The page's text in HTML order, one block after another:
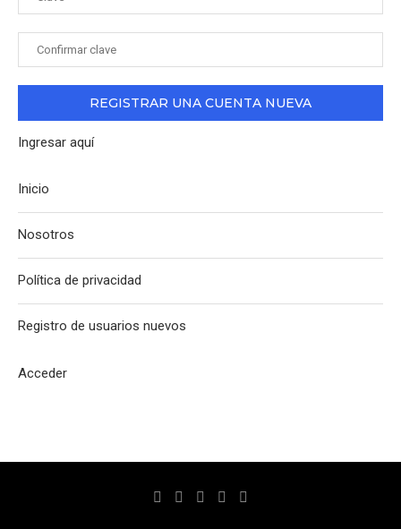
Ingresar aquí
Inicio
Nosotros
Política de privacidad
Registro de usuarios nuevos
Acceder